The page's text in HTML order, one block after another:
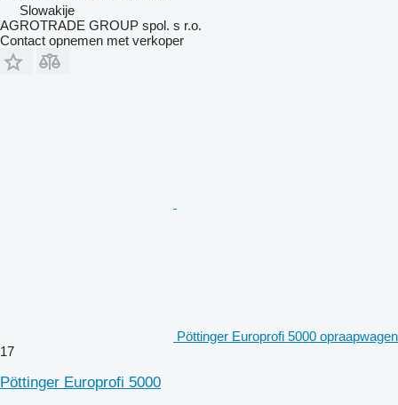
Slowakije
AGROTRADE GROUP spol. s r.o.
Contact opnemen met verkoper
Pöttinger Europrofi 5000 opraapwagen
17
Pöttinger Europrofi 5000